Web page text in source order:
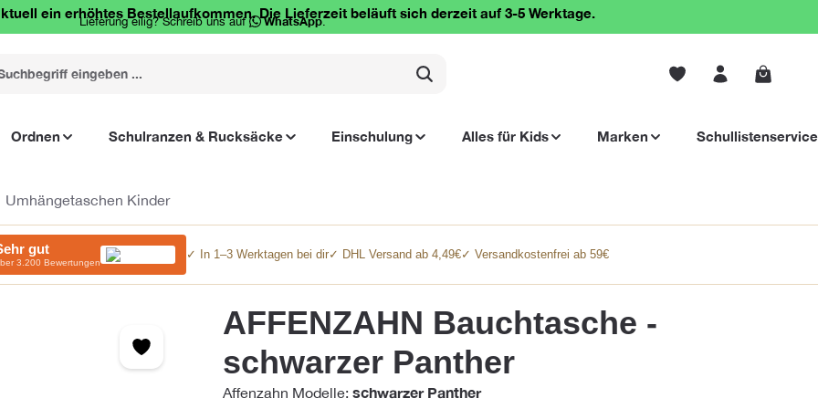
ein erhöhtes Bestellaufkommen. Die Lieferzeit beläuft sich derzeit auf 3-5 Werktage.
Lieferung eilig? Schreib uns auf WhatsApp.
Ordnen Schulranzen & Rucksäcke Einschulung Alles für Kids Marken Schullistenservice
Umhängetaschen Kinder
gut
3.200 Bewertungen
✓ In 1–3 Werktagen bei dir✓ DHL Versand ab 4,49€✓ Versandkostenfrei ab 59€
AFFENZAHN Bauchtasche -
schwarzer Panther
Affenzahn Modelle: schwarzer Panther